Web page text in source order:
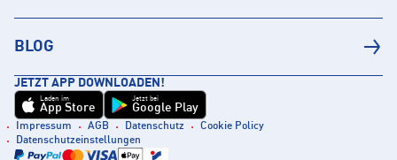
BLOG
JETZT APP DOWNLOADEN!
Laden im
App Store
Jetzt bei
Google Play
Impressum AGB Datenschutz
Cookie Policy
Datenschutzeinstellungen